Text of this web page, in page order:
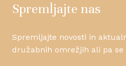
Spremljajte nas
Spremljajte novosti in
družabnih omrežjih ali pa se